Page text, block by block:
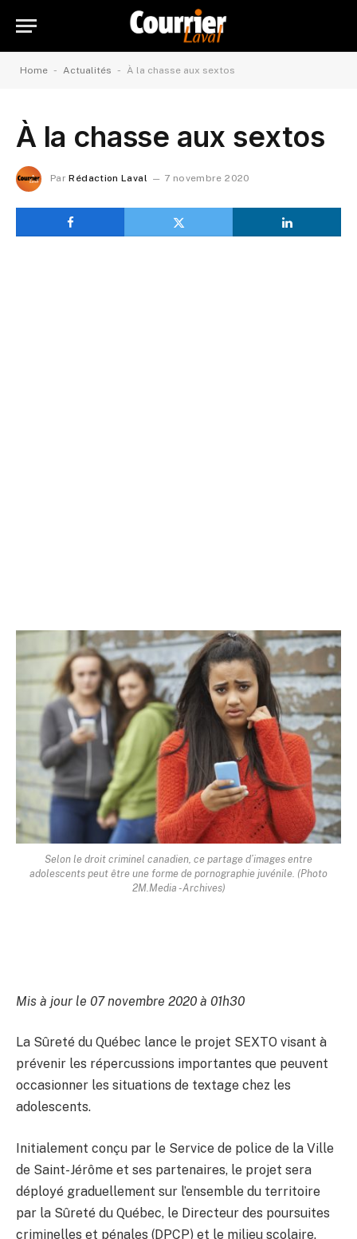
Home - Actualités - À la chasse aux sextos
À la chasse aux sextos
Par Rédaction Laval 7 novembre 2020
Selon le droit criminel canadien, ce partage d’images entre
adolescents peut être une forme de pornographie juvénile. (Photo
2M.Media -Archives)
Mis à jour le 07 novembre 2020 à 01h30
La Sûreté du Québec lance le projet SEXTO visant à
prévenir les répercussions importantes que peuvent
occasionner les situations de textage chez les
adolescents.
Initialement conçu par le Service de police de la Ville
de Saint-Jérôme et ses partenaires, le projet sera
déployé graduellement sur l’ensemble du territoire
par la Sûreté du Québec, le Directeur des poursuites
criminelles et pénales (DPCP) et le milieu scolaire.